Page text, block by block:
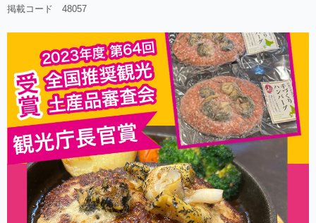
掲載コード 48057